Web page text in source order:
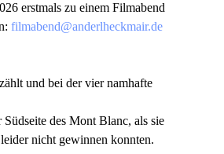
erstmals zu einem Filmabend
filmabend@anderlheckmair.de
und bei der vier namhafte
des Mont Blanc, als sie
nicht gewinnen konnten.